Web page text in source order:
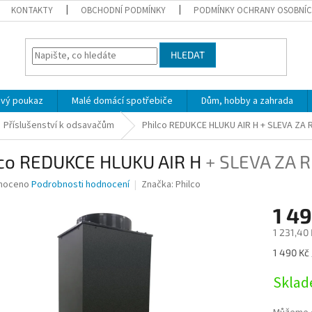
KONTAKTY OBCHODNÍ PODMÍNKY PODMÍNKY OCHRANY
HLEDAT
poukaz Malé domácí spotřebiče
Dům, hobby a zahrada
Příslušenství k odsavačům
Philco REDUKCE HLUKU AIR H + SLEVA ZA
REDUKCE HLUKU AIR H + SLEVA ZA
Podrobnosti hodnocení Značka: Philco
1
1 231,40
Měrná
1 490 Kč